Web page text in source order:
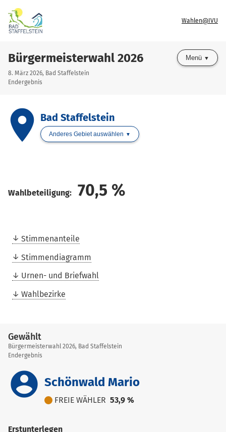
Wahlen@IVU
Bürgermeisterwahl 2026
8. März 2026, Bad Staffelstein
Endergebnis
Menü
placeBad Staffelstein
Anderes Gebiet auswählen
Wahlbeteiligung: 70,5 %
Stimmenanteile
Stimmendiagramm
Urnen- und Briefwahl
Wahlbezirke
Gewählt
Bürgermeisterwahl 2026, Bad Staffelstein
Endergebnis
account_circle Schönwald Mario
FREIE WÄHLER 53,9 %
Erstunterlegen